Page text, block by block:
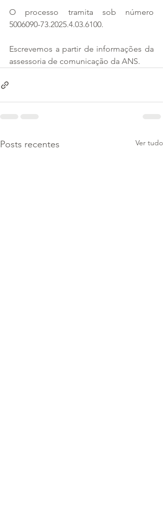
O processo tramita sob número
5006090-73.2025.4.03.6100.
Escrevemos a partir de informações da
assessoria de comunicação da ANS.
Posts recentes Ver tudo